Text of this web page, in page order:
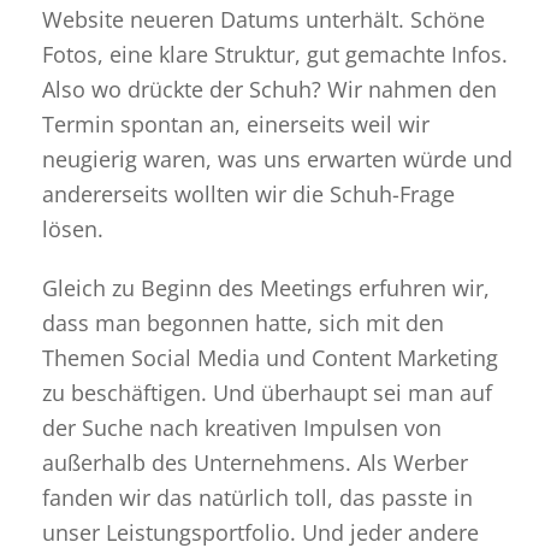
Website neueren Datums unterhält. Schöne
Fotos, eine klare Struktur, gut gemachte Infos.
Also wo drückte der Schuh? Wir nahmen den
Termin spontan an, einerseits weil wir
neugierig waren, was uns erwarten würde und
andererseits wollten wir die Schuh-Frage
lösen.
Gleich zu Beginn des Meetings erfuhren wir,
dass man begonnen hatte, sich mit den
Themen Social Media und Content Marketing
zu beschäftigen. Und überhaupt sei man auf
der Suche nach kreativen Impulsen von
außerhalb des Unternehmens. Als Werber
fanden wir das natürlich toll, das passte in
unser Leistungsportfolio. Und jeder andere